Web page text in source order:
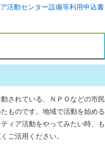
活動センター設備等利用申込書
されている、ＮＰＯなどの市民
ものです。地域で活動を始める
ィア活動をやってみたい時、も
ご活用ください。